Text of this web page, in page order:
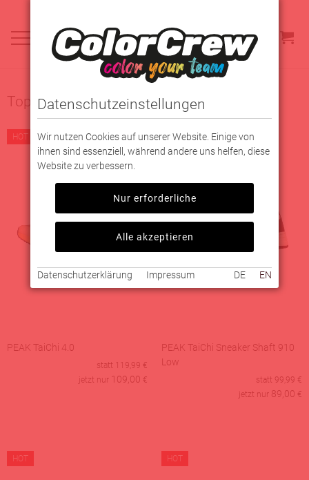
Top-Angebote
HOT
PEAK TaiChi 4.0
statt 119,99 €
jetzt nur 109,00 €
HOT
PEAK TaiChi Sneaker Shaft 910
Low
statt 99,99 €
jetzt nur 89,00 €
HOT HOT
Datenschutzeinstellungen
Wir nutzen Cookies auf unserer Website. Einige von
ihnen sind essenziell, während andere uns helfen, diese
Website zu verbessern.
Nur erforderliche
Alle akzeptieren
Datenschutzerklärung Impressum DE EN